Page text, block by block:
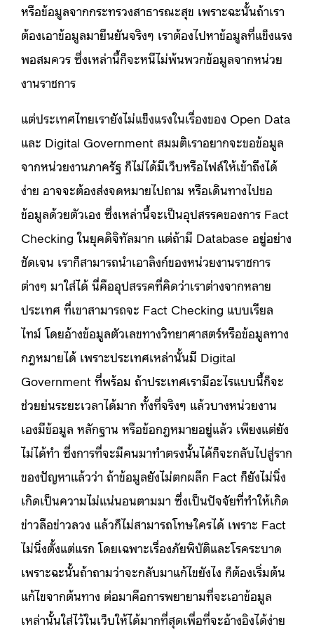
หรือข้อมูลจากกระทรวงสาธารณะสุข เพราะฉะนั้นถ้าเรา
ต้องเอาข้อมูลมายืนยันจริงๆ เราต้องไปหาข้อมูลที่แข็งแรง
พอสมควร ซึ่งเหล่านี้ก็จะหนีไม่พ้นพวกข้อมูลจากหน่วย
งานราชการ
แต่ประเทศไทยเรายังไม่แข็งแรงในเรื่องของ Open Data
และ Digital Government สมมติเราอยากจะขอข้อมูล
จากหน่วยงานภาครัฐ ก็ไม่ได้มีเว็บหรือไฟล์ให้เข้าถึงได้
ง่าย อาจจะต้องส่งจดหมายไปถาม หรือเดินทางไปขอ
ข้อมูลด้วยตัวเอง ซึ่งเหล่านี้จะเป็นอุปสรรคของการ Fact
Checking ในยุคดิจิทัลมาก แต่ถ้ามี Database อยู่อย่าง
ชัดเจน เราก็สามารถนำเอาลิงก์ของหน่วยงานราชการ
ต่างๆ มาใส่ได้ นี่คืออุปสรรคที่คิดว่าเราต่างจากหลาย
ประเทศ ที่เขาสามารถจะ Fact Checking แบบเรียล
ไทม์ โดยอ้างข้อมูลตัวเลขทางวิทยาศาสตร์หรือข้อมูลทาง
กฎหมายได้ เพราะประเทศเหล่านั้นมี Digital
Government ที่พร้อม ถ้าประเทศเรามีอะไรแบบนี้ก็จะ
ช่วยย่นระยะเวลาได้มาก ทั้งที่จริงๆ แล้วบางหน่วยงาน
เองมีข้อมูล หลักฐาน หรือข้อกฎหมายอยู่แล้ว เพียงแต่ยัง
ไม่ได้ทำ ซึ่งการที่จะมีคนมาทำตรงนั้นได้ก็จะกลับไปสู่ราก
ของปัญหาแล้วว่า ถ้าข้อมูลยังไม่ตกผลึก Fact ก็ยังไม่นิ่ง
เกิดเป็นความไม่แน่นอนตามมา ซึ่งเป็นปัจจัยที่ทำให้เกิด
ข่าวลือข่าวลวง แล้วก็ไม่สามารถโทษใครได้ เพราะ Fact
ไม่นิ่งตั้งแต่แรก โดยเฉพาะเรื่องภัยพิบัติและโรคระบาด
เพราะฉะนั้นถ้าถามว่าจะกลับมาแก้ไขยังไง ก็ต้องเริ่มต้น
แก้ไขจากต้นทาง ต่อมาคือการพยายามที่จะเอาข้อมูล
เหล่านั้นใส่ไว้ในเว็บให้ได้มากที่สุดเพื่อที่จะอ้างอิงได้ง่าย